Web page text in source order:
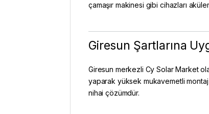
çamaşır makinesi gibi cihazları
Giresun Şartlarına
Giresun merkezli Cy Solar Market
yaparak yüksek mukavemetli
nihai çözümdür.